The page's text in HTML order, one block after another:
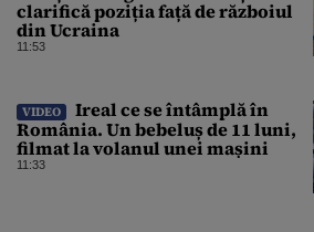
clarifică poziția față de războiul
din Ucraina
11:53
VIDEO
Ireal ce se întâmplă în
România. Un bebeluș de 11 luni,
filmat la volanul unei mașini
11:33